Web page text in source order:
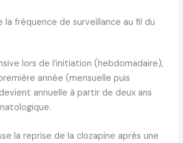
fréquence de surveillance au fil du
lors de l’initiation (hebdomadaire),
année (mensuelle puis
annuelle à partir de deux ans
la reprise de la clozapine après une